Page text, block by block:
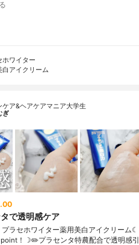
ホワイター
白アイクリーム
ケア&ヘアケアマニア大学生
ぎ
で透明感ケア
ラセホワイター薬用美白アイクリーム☾
！☽✏️プラセンタ特農配合で透明感引